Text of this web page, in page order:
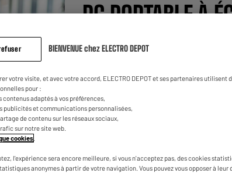
PC PORTABLE À
Appareil 2-en-1, l'ordinateur
Facile d'utilisation, pratique et
répond à de nombreux besoins
gamme de PC portables à écran
tactile
BIENVENUE chez ELECTRO DEPOT
votre visite, et avec votre accord, ELECTRO DEPOT et ses partenaires utilisent
pour :
contenus adaptés à vos préférences,
publicités et communications personnalisées,
de contenu sur les réseaux sociaux,
sur notre site web.
cookies
l'expérience sera encore meilleure, si vous n'acceptez pas, des cookies
anonymes à partir de votre navigation. Vous pouvez vous opposer à leur